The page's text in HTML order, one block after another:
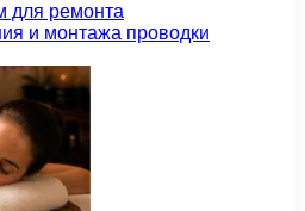
для ремонта
и монтажа проводки